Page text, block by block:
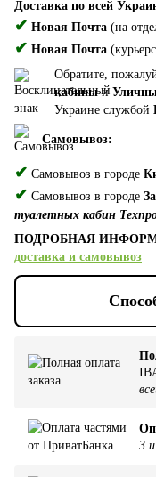
Доставка по всей
✔ Новая Почта (на
✔ Новая Почта
Обратите,
кабиныи
Украине службой
Самовывоз:
✔ Самовывоз в городе
✔ Самовывоз в городе
туалетных кабин
ПОДРОБНАЯ
доставка и самовывоз
3